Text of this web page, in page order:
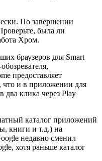
По завершении
была ли
Хром.
браузеров для Smart
предоставляет
что и в приложении для
два клика через Play
каталог приложений
книги и т.д.) на
недавно сменил
хотя раньше каталог